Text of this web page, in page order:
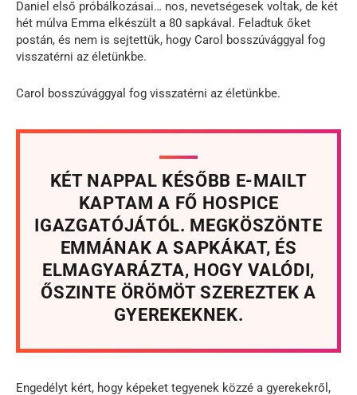
Daniel első próbálkozásai… nos, nevetségesek voltak, de két
hét múlva Emma elkészült a 80 sapkával. Feladtuk őket
postán, és nem is sejtettük, hogy Carol bosszúvággyal fog
visszatérni az életünkbe.
Carol bosszúvággyal fog visszatérni az életünkbe.
KÉT NAPPAL KÉSŐBB E-MAILT
KAPTAM A FŐ HOSPICE
IGAZGATÓJÁTÓL. MEGKÖSZÖNTE
EMMÁNAK A SAPKÁKAT, ÉS
ELMAGYARÁZTA, HOGY VALÓDI,
ŐSZINTE ÖRÖMÖT SZEREZTEK A
GYEREKEKNEK.
Engedélyt kért, hogy képeket tegyenek közzé a gyerekekről,